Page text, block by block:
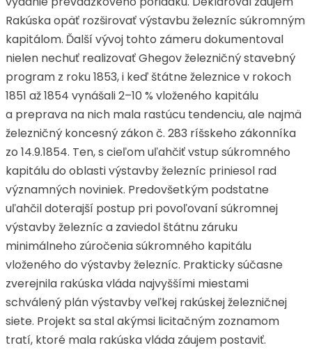
Rakúska opäť rozširovať výstavbu železníc súkromným
kapitálom. Ďalší vývoj tohto zámeru dokumentoval
nielen nechuť realizovať Ghegov železničný stavebný
program z roku 1853, i keď štátne železnice v rokoch
1851 až 1854 vynášali 2–10 % vloženého kapitálu
a preprava na nich mala rastúcu tendenciu, ale najmä
železničný koncesný zákon č. 283 ríšskeho zákonníka
zo 14.9.1854. Ten, s cieľom uľahčiť vstup súkromného
kapitálu do oblasti výstavby železníc priniesol rad
významných noviniek. Predovšetkým podstatne
uľahčil doterajší postup pri povoľovaní súkromnej
výstavby železníc a zaviedol štátnu záruku
minimálneho zúročenia súkromného kapitálu
vloženého do výstavby železníc. Prakticky súčasne
zverejnila rakúska vláda najvyššími miestami
schválený plán výstavby veľkej rakúskej železničnej
siete. Projekt sa stal akýmsi licitačným zoznamom
tratí, ktoré mala rakúska vláda záujem postaviť.